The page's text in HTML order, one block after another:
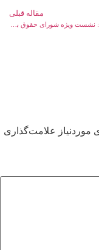
مقاله قبلی
علامت‌گذاری